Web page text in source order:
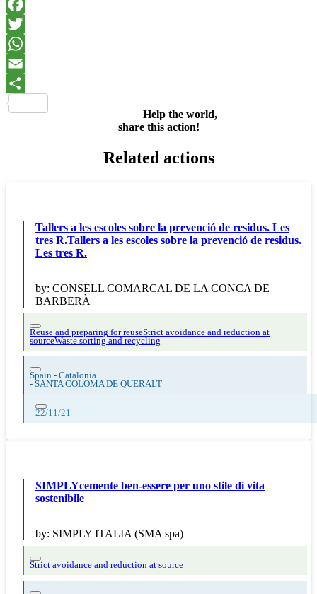
Help the world,
share this action!
Related actions
Tallers a les escoles sobre la prevenció de residus. Les
tres R.Tallers a les escoles sobre la prevenció de residus.
Les tres R.
by: CONSELL COMARCAL DE LA CONCA DE
BARBERÀ
Reuse and preparing for reuseStrict avoidance and reduction at
sourceWaste sorting and recycling
Spain - Catalonia
- SANTA COLOMA DE QUERALT
22/11/21
SIMPLYcemente ben-essere per uno stile di vita
sostenibile
by: SIMPLY ITALIA (SMA spa)
Strict avoidance and reduction at source